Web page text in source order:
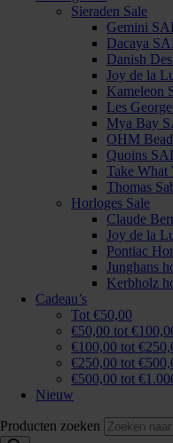
Sieraden Sale
Gemini
Dacaya
Danish
Joy de la
Kameleon
Les
Mya Bay
OHM
Quoins
Take
Thomas
Horloges Sale
Claude
Joy de la
Pontiac
Junghans
Kerbholz
Cadeau’s
Tot €50,00
€50,00 tot
€100,00 tot
€250,00 tot
€500,00 tot
Nieuw
Producten zoeken